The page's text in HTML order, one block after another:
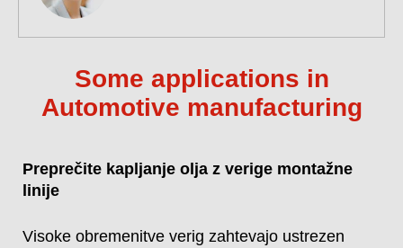
Some applications in
Automotive manufacturing
Preprečite kapljanje olja z verige montažne
linije
Visoke obremenitve verig zahtevajo ustrezen